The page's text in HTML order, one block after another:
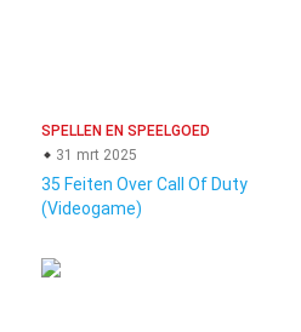
SPELLEN EN SPEELGOED
31 mrt 2025
35 Feiten Over Call Of Duty
(Videogame)